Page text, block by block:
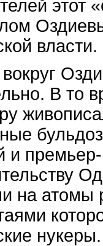
этот
власти.
В то
и
на атомы
нукеры.